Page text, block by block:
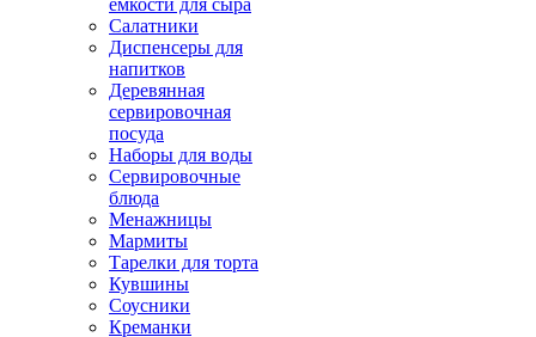
емкости для сыра
Салатники
Диспенсеры для
напитков
Деревянная
сервировочная
посуда
Наборы для воды
Сервировочные
блюда
Менажницы
Мармиты
Тарелки для торта
Кувшины
Соусники
Креманки